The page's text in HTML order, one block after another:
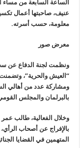
الساعة السابعة من مساء
عنيف، صاحبتها أعمال
معلومة، حسب أسرته.
معرض صور
ونظمت لجنة الدفاع عن
“العيش والحرية”،
ومشاركة عدد من أهالي
بالبرلمان والمجلس
وخلال الفعالية، طالب
بالإفراج عن أصحاب الرأي،
المتهمين في القضايا